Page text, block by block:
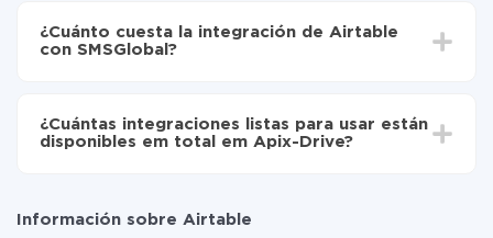
de Airtable a SMSGlobal
oscilar entre 5 y 30 minutos. En promedio, la
configuración tarda entre 10 y 15 minutos.
¿Cuánto cuesta la integración de Airtable
con SMSGlobal?
tarifas. Usted solo paga por la cantidad de datos que
realmente se transfieren de uno de sus sistemas a otro
manera segura un plan de tarifa gratuita o cambiar a
uno de pago, si es necesario. Más detalles sobre
¿Cuántas integraciones listas para usar están
disponibles em total em Apix-Drive?
Información sobre Airtable